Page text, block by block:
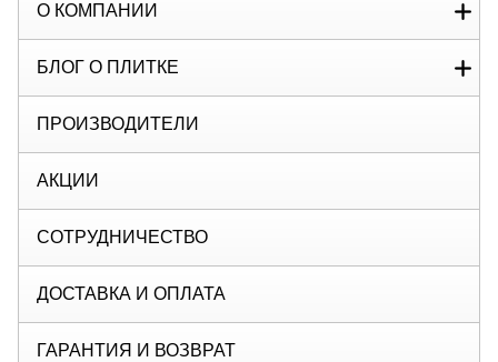
О КОМПАНИИ
БЛОГ О ПЛИТКЕ
ПРОИЗВОДИТЕЛИ
АКЦИИ
СОТРУДНИЧЕСТВО
ДОСТАВКА И ОПЛАТА
ГАРАНТИЯ И ВОЗВРАТ